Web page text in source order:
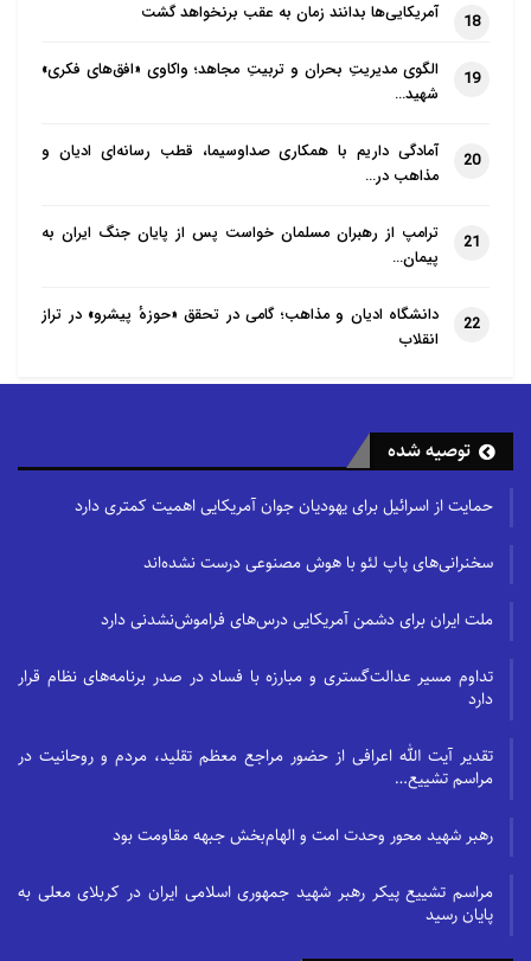
18 آمریکایی‌ها بدانند زمان به عقب برنخواهد گشت
19
الگوی مدیریتِ بحران و تربیتِ مجاهد؛ واکاوی «افق‌های فکری»
شهید…
20
آمادگی داریم با همکاری صداوسیما، قطب رسانه‌ای ادیان و
مذاهب در…
21
ترامپ از رهبران مسلمان خواست پس از پایان جنگ ایران به
پیمان…
22
دانشگاه ادیان و مذاهب؛ گامی در تحقق «حوزهٔ پیشرو» در تراز
انقلاب
توصیه شده
حمایت از اسرائیل برای یهودیان جوان آمریکایی اهمیت کمتری دارد
سخنرانی‌های پاپ لئو با هوش مصنوعی درست نشده‌اند
ملت ایران برای دشمن آمریکایی درس‌های فراموش‌نشدنی دارد
تداوم مسیر عدالت‌گستری و مبارزه با فساد در صدر برنامه‌های نظام قرار
دارد
تقدیر آیت الله اعرافی از حضور مراجع معظم تقلید، مردم و روحانیت در
مراسم تشییع…
رهبر شهید محور وحدت امت و الهام‌بخش جبهه مقاومت بود
مراسم تشییع پیکر رهبر شهید جمهوری اسلامی ایران در کربلای معلی به
پایان رسید